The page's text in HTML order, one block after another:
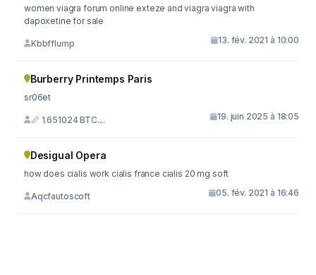
women viagra forum online exteze and viagra viagra with
dapoxetine for sale
Kbbfflump 13. fév. 2021 à 10:00
Burberry Printemps Paris
sr06et
📏 1.651024 BTC.... 19. juin 2025 à 18:05
Desigual Opera
how does cialis work cialis france cialis 20 mg soft
Aqcfautoscoft 05. fév. 2021 à 16:46